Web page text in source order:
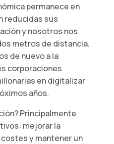
permanece en
reducidas sus
y nosotros nos
metros de distancia.
de nuevo a la
corporaciones
en digitalizar
años.
Principalmente
mejorar la
y mantener un